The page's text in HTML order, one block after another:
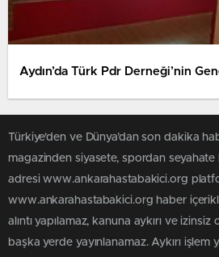
Aydın’da Türk Pdr Derneği’nin
Türkiye'den ve Dünya’dan son dakika
magazinden siyasete, spordan seyahate
adresi www.ankarahastabakici.org
www.ankarahastabakici.org haber
alıntı yapılamaz, kanuna aykırı ve
başka yerde yayınlanamaz. Aykırı işlem